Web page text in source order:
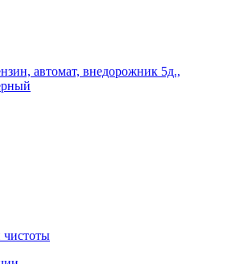
автомат, внедорожник 5д.,
чистоты